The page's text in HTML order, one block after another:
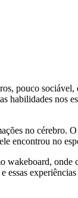
pouco
habilidades nos
no cérebro.
encontrou no
wakeboard,